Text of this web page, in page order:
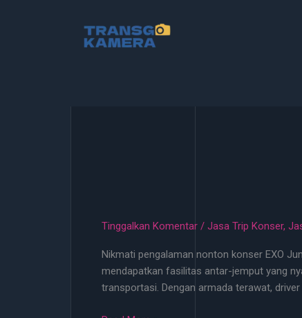
Tinggalkan Komentar / Jasa Trip Konser,
Nikmati pengalaman nonton konser EXO
mendapatkan fasilitas antar-jemput yang
transportasi. Dengan armada terawat,